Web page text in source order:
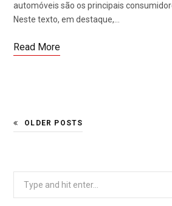
automóveis são os principais
Neste texto, em destaque,…
Read More
OLDER POSTS
Search